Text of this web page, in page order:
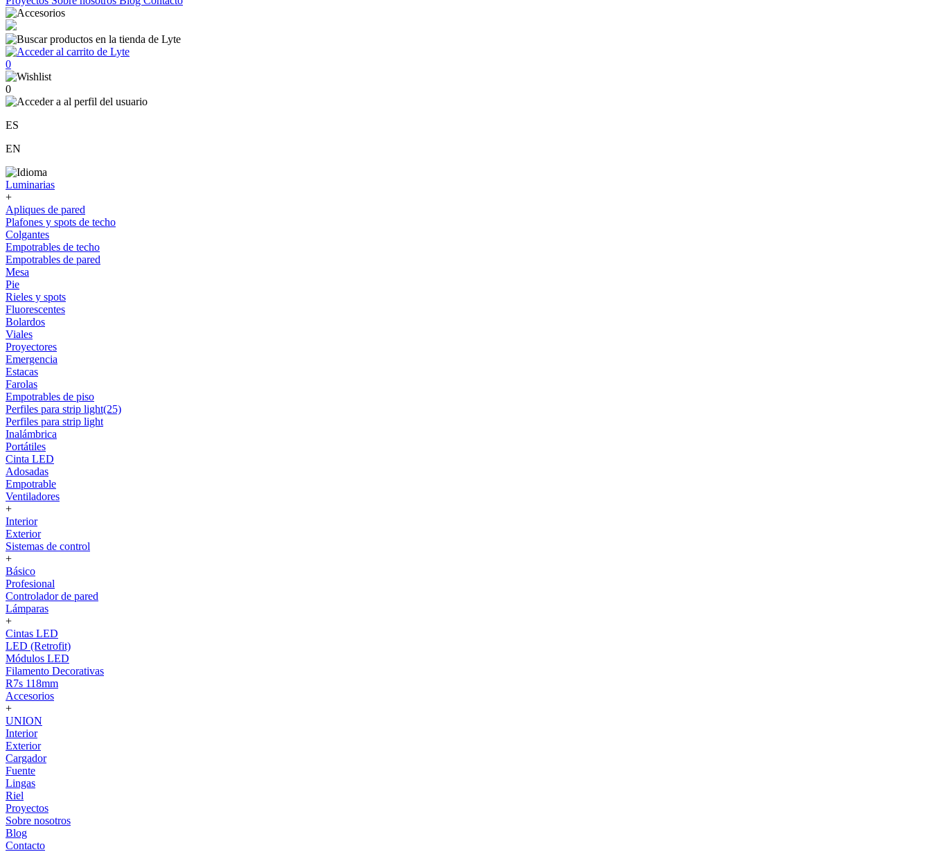
0
0
ES
EN
Luminarias
+
Apliques de pared
Plafones y spots de techo
Colgantes
Empotrables de techo
Empotrables de pared
Mesa
Pie
Rieles y spots
Fluorescentes
Bolardos
Viales
Proyectores
Emergencia
Estacas
Farolas
Empotrables de piso
Perfiles para strip light(25)
Perfiles para strip light
Inalámbrica
Portátiles
Cinta LED
Adosadas
Empotrable
Ventiladores
+
Interior
Exterior
Sistemas de control
+
Básico
Profesional
Controlador de pared
Lámparas
+
Cintas LED
LED (Retrofit)
Módulos LED
Filamento Decorativas
R7s 118mm
Accesorios
+
UNION
Interior
Exterior
Cargador
Fuente
Lingas
Riel
Proyectos
Sobre nosotros
Blog
Contacto